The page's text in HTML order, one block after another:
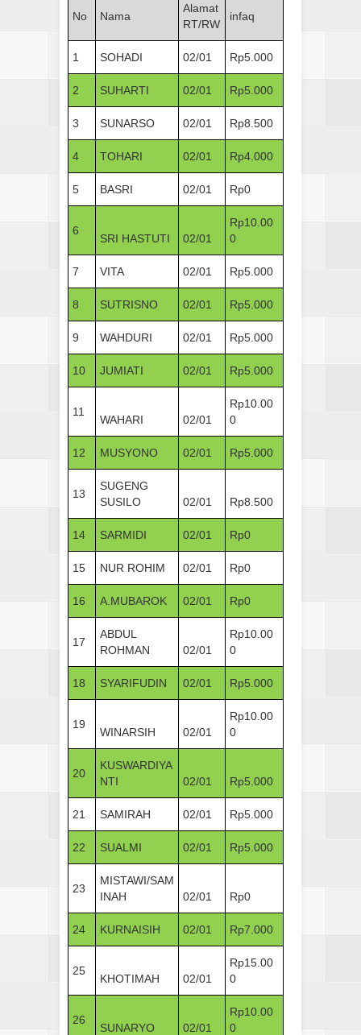
No Nama
Alamat
RT/RW
infaq
1 SOHADI 02/01 Rp5.000
2 SUHARTI 02/01 Rp5.000
3 SUNARSO 02/01 Rp8.500
4 TOHARI 02/01 Rp4.000
5 BASRI 02/01 Rp0
6
SRI HASTUTI 02/01
Rp10.00
0
7 VITA 02/01 Rp5.000
8 SUTRISNO 02/01 Rp5.000
9 WAHDURI 02/01 Rp5.000
10 JUMIATI 02/01 Rp5.000
11
WAHARI 02/01
Rp10.00
0
12 MUSYONO 02/01 Rp5.000
13
SUGENG
SUSILO
02/01 Rp8.500
14 SARMIDI 02/01 Rp0
15 NUR ROHIM 02/01 Rp0
16 A.MUBAROK 02/01 Rp0
17
ABDUL
ROHMAN
02/01
Rp10.00
0
18 SYARIFUDIN 02/01 Rp5.000
19
WINARSIH 02/01
Rp10.00
0
20
KUSWARDIYA
NTI
02/01 Rp5.000
21 SAMIRAH 02/01 Rp5.000
22 SUALMI 02/01 Rp5.000
23
MISTAWI/SAM
INAH
02/01 Rp0
24 KURNAISIH 02/01 Rp7.000
25
KHOTIMAH 02/01
Rp15.00
0
26
SUNARYO 02/01
Rp10.00
0